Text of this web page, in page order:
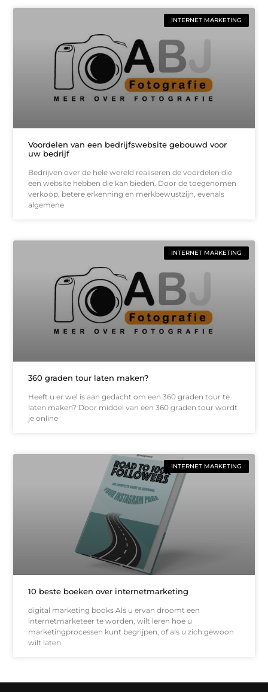
INTERNET MARKETING
Voordelen van een bedrijfswebsite gebouwd voor
uw bedrijf
Bedrijven over de hele wereld realiseren de voordelen die
een website hebben die kan bieden. Door de toegenomen
verkoop, betere erkenning en merkbewustzijn, evenals
algemene
INTERNET MARKETING
360 graden tour laten maken?
Heeft u er wel is aan gedacht om een 360 graden tour te
laten maken? Door middel van een 360 graden tour wordt
je online
INTERNET MARKETING
10 beste boeken over internetmarketing
digital marketing books Als u ervan droomt een
internetmarketeer te worden, wilt leren hoe u
marketingprocessen kunt begrijpen, of als u zich gewoon
wilt laten